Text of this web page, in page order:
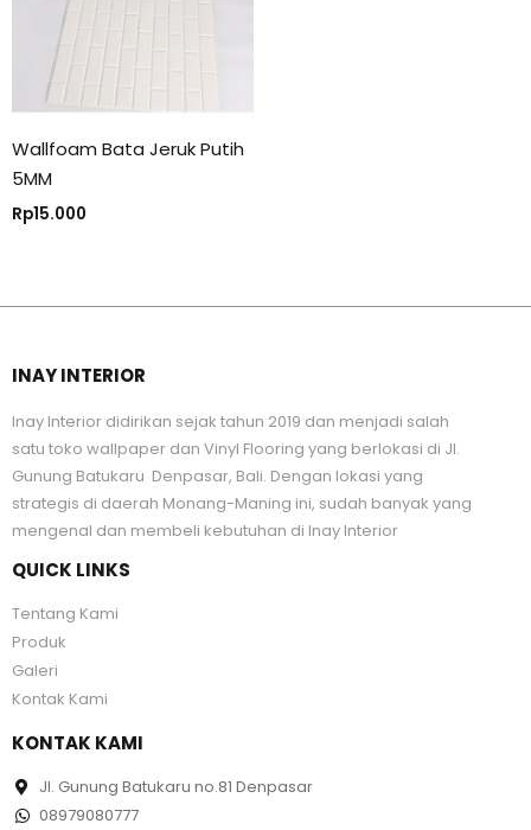
Wallfoam Bata Jeruk Putih
5MM
Rp15.000
INAY INTERIOR
Inay Interior didirikan sejak tahun 2019 dan menjadi salah
satu toko wallpaper dan Vinyl Flooring yang berlokasi di Jl.
Gunung Batukaru Denpasar, Bali. Dengan lokasi yang
strategis di daerah Monang-Maning ini, sudah banyak yang
mengenal dan membeli kebutuhan di Inay Interior
QUICK LINKS
Tentang Kami
Produk
Galeri
Kontak Kami
KONTAK KAMI
Jl. Gunung Batukaru no.81 Denpasar
08979080777